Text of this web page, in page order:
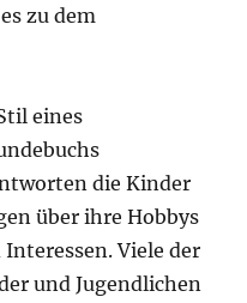
zu dem
eines
die Kinder
über ihre Hobbys
Interessen. Viele der
und Jugendlichen